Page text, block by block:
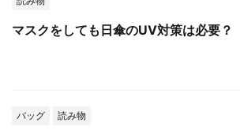
マスクをしても日傘のUV対策は必要？
バッグ 読み物